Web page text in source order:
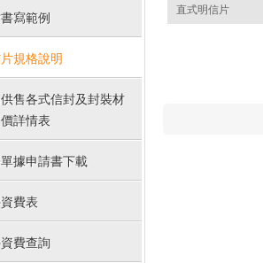
寫範例
規格說明
售各式信封及封裝材
詳情表
據申請書下載
費表
費查詢
直式明信片